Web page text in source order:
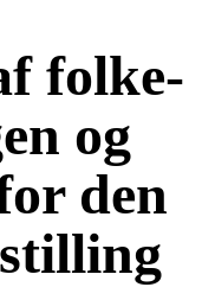
folke-
og
den